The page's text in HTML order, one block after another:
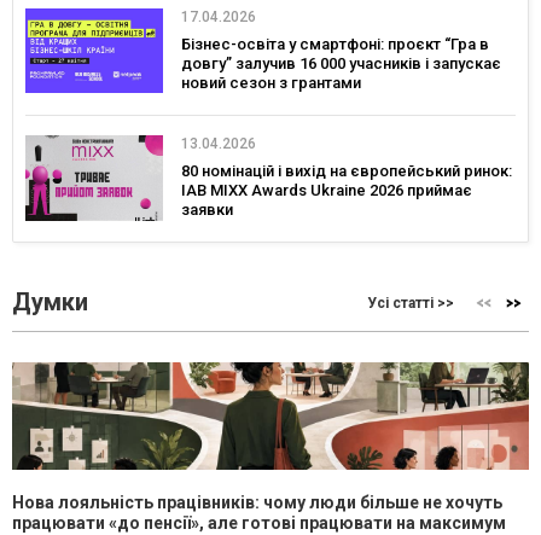
17.04.2026
Бізнес-освіта у смартфоні: проєкт “Гра в
довгу” залучив 16 000 учасників і запускає
новий сезон з грантами
13.04.2026
80 номінацій і вихід на європейський ринок:
IAB MIXX Awards Ukraine 2026 приймає
заявки
Думки Усі статті >>
Нова лояльність працівників: чому люди більше не хочуть
працювати «до пенсії», але готові працювати на максимум